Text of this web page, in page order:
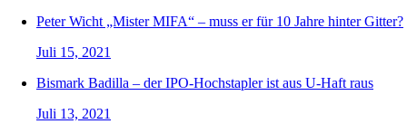
Peter Wicht „Mister MIFA“ – muss er für 10 Jahre hinter Gitter?
Juli 15, 2021
Bismark Badilla – der IPO-Hochstapler ist aus U-Haft raus
Juli 13, 2021